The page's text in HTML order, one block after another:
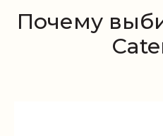
Почему